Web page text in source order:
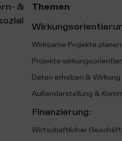
&
Themen
Wirksame Projekte planen
Projekte
Daten erheben &
Außendarstellung &
Finanzierung:
Wirtschaftlicher